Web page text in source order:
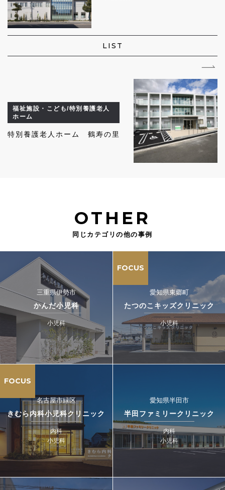
LIST
福祉施設・こども/特別養護老人
ホーム
特別養護老人ホーム 鶴寿の里
OTHER
同じカテゴリの他の事例
三重県伊勢市
かんだ小児科
小児科
FOCUS
愛知県東郷町
たつのこキッズクリニック
小児科
FOCUS
名古屋市緑区
きむら内科小児科クリニック
内科
小児科
愛知県半田市
半田ファミリークリニック
内科
小児科